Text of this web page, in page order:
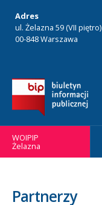
Adres
ul. Żelazna 59 (VII piętro)
00-848 Warszawa
WOIPIP
Żelazna
Partnerzy